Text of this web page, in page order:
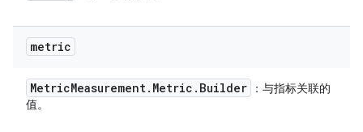
metric
MetricMeasurement. Metric . Builder
：与指标关联的
值。